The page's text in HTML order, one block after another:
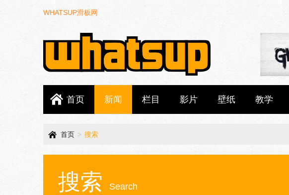
WHATSUP滑板网
首页 新闻 栏目 影片 壁纸 教学
首页 > 搜索
搜索 Search